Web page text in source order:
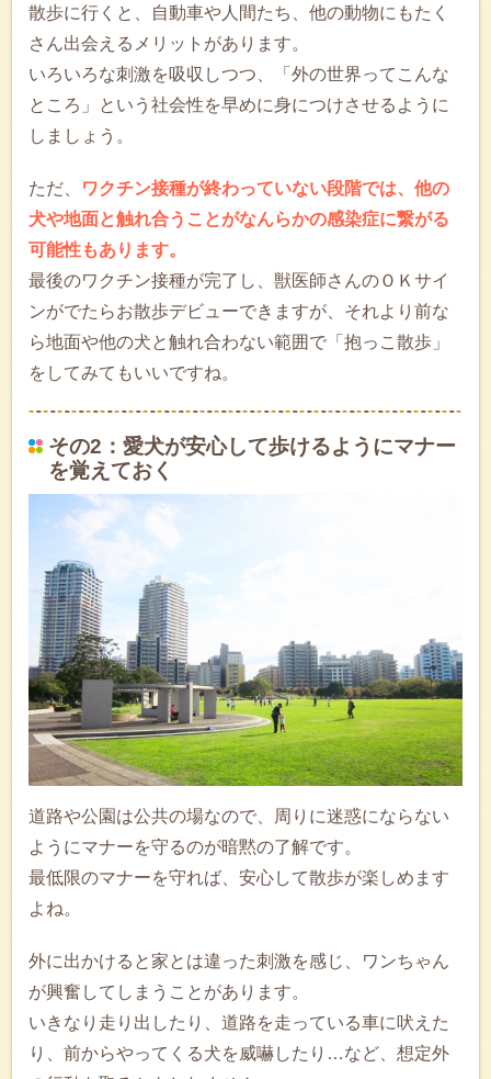
散歩に行くと、自動車や人間たち、他の動物にもたく
さん出会えるメリットがあります。
いろいろな刺激を吸収しつつ、「外の世界ってこんな
ところ」という社会性を早めに身につけさせるように
しましょう。
ただ、
ワクチン接種が終わっていない段階では、他の
犬や地面と触れ合うことがなんらかの感染症に繋がる
可能性もあります。
最後のワクチン接種が完了し、獣医師さんのＯＫサイ
ンがでたらお散歩デビューできますが、それより前な
ら地面や他の犬と触れ合わない範囲で「抱っこ散歩」
をしてみてもいいですね。
その2：愛犬が安心して歩けるようにマナー
を覚えておく
道路や公園は公共の場なので、周りに迷惑にならない
ようにマナーを守るのが暗黙の了解です。
最低限のマナーを守れば、安心して散歩が楽しめます
よね。
外に出かけると家とは違った刺激を感じ、ワンちゃん
が興奮してしまうことがあります。
いきなり走り出したり、道路を走っている車に吠えた
り、前からやってくる犬を威嚇したり…など、想定外